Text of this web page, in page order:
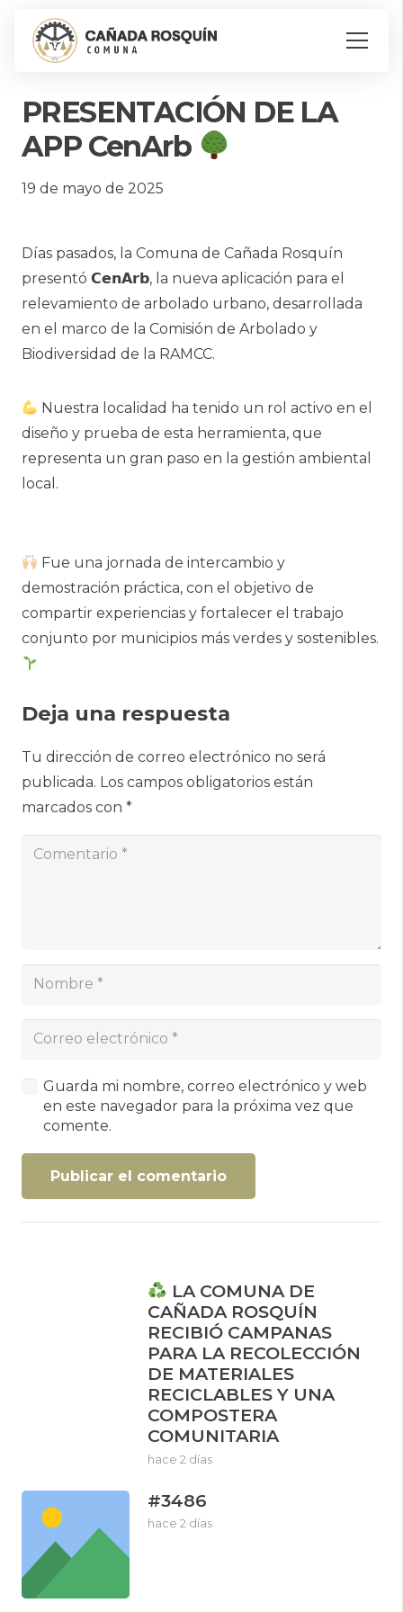
PRESENTACIÓN DE LA
APP CenArb
19 de mayo de 2025
Días pasados, la Comuna de Cañada Rosquín
presentó 𝗖𝗲𝗻𝗔𝗿𝗯, la nueva aplicación para el
relevamiento de arbolado urbano, desarrollada
en el marco de la Comisión de Arbolado y
Biodiversidad de la RAMCC.
Nuestra localidad ha tenido un rol activo en el
diseño y prueba de esta herramienta, que
representa un gran paso en la gestión ambiental
local.
Fue una jornada de intercambio y
demostración práctica, con el objetivo de
compartir experiencias y fortalecer el trabajo
conjunto por municipios más verdes y sostenibles.
Deja una respuesta
Tu dirección de correo electrónico no será
publicada. Los campos obligatorios están
marcados con *
Guarda mi nombre, correo electrónico y web
en este navegador para la próxima vez que
comente.
Publicar el comentario
LA COMUNA DE
CAÑADA ROSQUÍN
RECIBIÓ CAMPANAS
PARA LA RECOLECCIÓN
DE MATERIALES
RECICLABLES Y UNA
COMPOSTERA
COMUNITARIA
hace 2 días
#3486
hace 2 días